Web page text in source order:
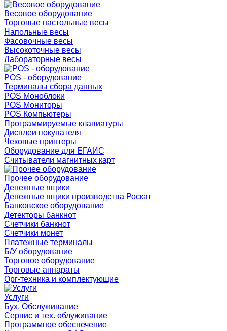
Весовое оборудование
Торговые настольные весы
Напольные весы
Фасовочные весы
Высокоточные весы
Лабораторные весы
POS - оборудование
Терминалы сбора данных
POS Моноблоки
POS Мониторы
POS Компьютеры
Программируемые клавиатуры
Дисплеи покупателя
Чековые принтеры
Оборудование для ЕГАИС
Считыватели магнитных карт
Прочее оборудование
Денежные ящики
Денежные ящики производства Роскат
Банковское оборудование
Детекторы банкнот
Счетчики банкнот
Счетчики монет
Платежные терминалы
Б/У оборудование
Торговое оборудование
Торговые аппараты
Орг-техника и комплектующие
Услуги
Бух. Обслуживание
Сервис и тех. облуживание
Программное обеспечение